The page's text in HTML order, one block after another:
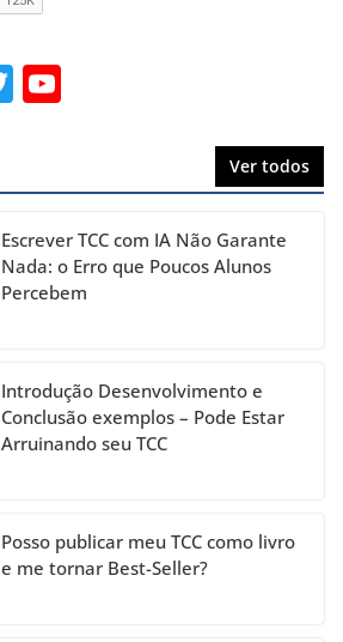
T
er T
u
b
e
h
a
n
el
Ver todos
Escrever TCC com IA Não Garante
Nada: o Erro que Poucos Alunos
Percebem
Introdução Desenvolvimento e
Conclusão exemplos – Pode Estar
Arruinando seu TCC
Posso publicar meu TCC como livro
e me tornar Best-Seller?